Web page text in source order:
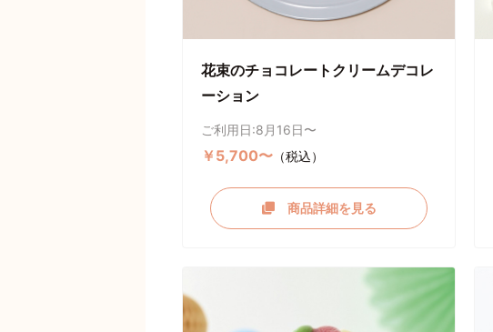
花束のチョコレートクリームデコレ
ーション
ご利用日:8月16日〜
￥5,700〜 （税込）
商品詳細を見る